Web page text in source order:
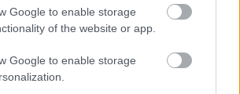
Google to enable storage
of the website or app.
Google to enable storage
palota épülete akár Budapesten is
art nouvo és art deco stílusokban
Rivera falfestményei vannak, a
nagyon impozáns.